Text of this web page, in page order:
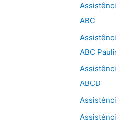
ABC
ABC
ABCD